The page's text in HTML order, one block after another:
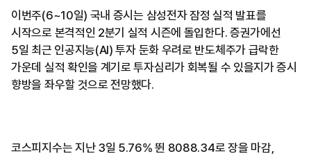
이번주(6~10일) 국내 증시는 삼성전자 잠정 실적 발표를
시작으로 본격적인 2분기 실적 시즌에 돌입한다. 증권가에선
5일 최근 인공지능(AI) 투자 둔화 우려로 반도체주가 급락한
가운데 실적 확인을 계기로 투자심리가 회복될 수 있을지가 증시
향방을 좌우할 것으로 전망했다.
코스피지수는 지난 3일 5.76% 뛴 8088.34로 장을 마감,